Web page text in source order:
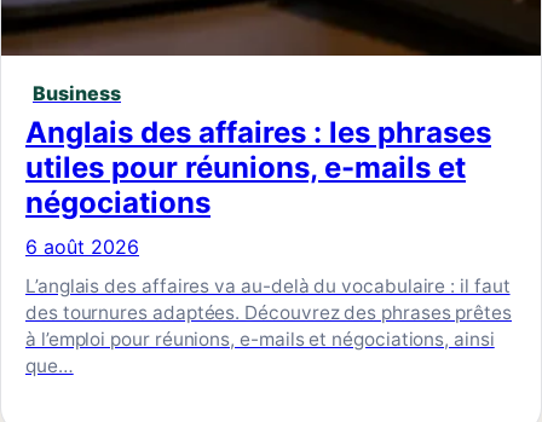
Business
Anglais des affaires : les phrases
utiles pour réunions, e-mails et
négociations
6 août 2026
L’anglais des affaires va au-delà du vocabulaire : il faut
des tournures adaptées. Découvrez des phrases prêtes
à l’emploi pour réunions, e-mails et négociations, ainsi
que…